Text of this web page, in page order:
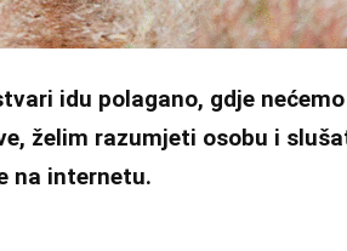
idu polagano, gdje
želim razumjeti osobu i
na internetu.